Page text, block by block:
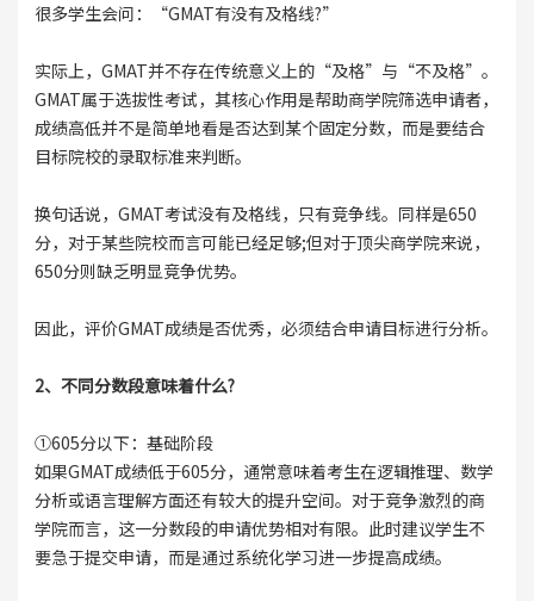
很多学生会问：“GMAT有没有及格线?”
实际上，GMAT并不存在传统意义上的“及格”与“不及格”。
GMAT属于选拔性考试，其核心作用是帮助商学院筛选申请者，
成绩高低并不是简单地看是否达到某个固定分数，而是要结合
目标院校的录取标准来判断。
换句话说，GMAT考试没有及格线，只有竞争线。同样是650
分，对于某些院校而言可能已经足够;但对于顶尖商学院来说，
650分则缺乏明显竞争优势。
因此，评价GMAT成绩是否优秀，必须结合申请目标进行分析。
2、不同分数段意味着什么?
①605分以下：基础阶段
如果GMAT成绩低于605分，通常意味着考生在逻辑推理、数学
分析或语言理解方面还有较大的提升空间。对于竞争激烈的商
学院而言，这一分数段的申请优势相对有限。此时建议学生不
要急于提交申请，而是通过系统化学习进一步提高成绩。